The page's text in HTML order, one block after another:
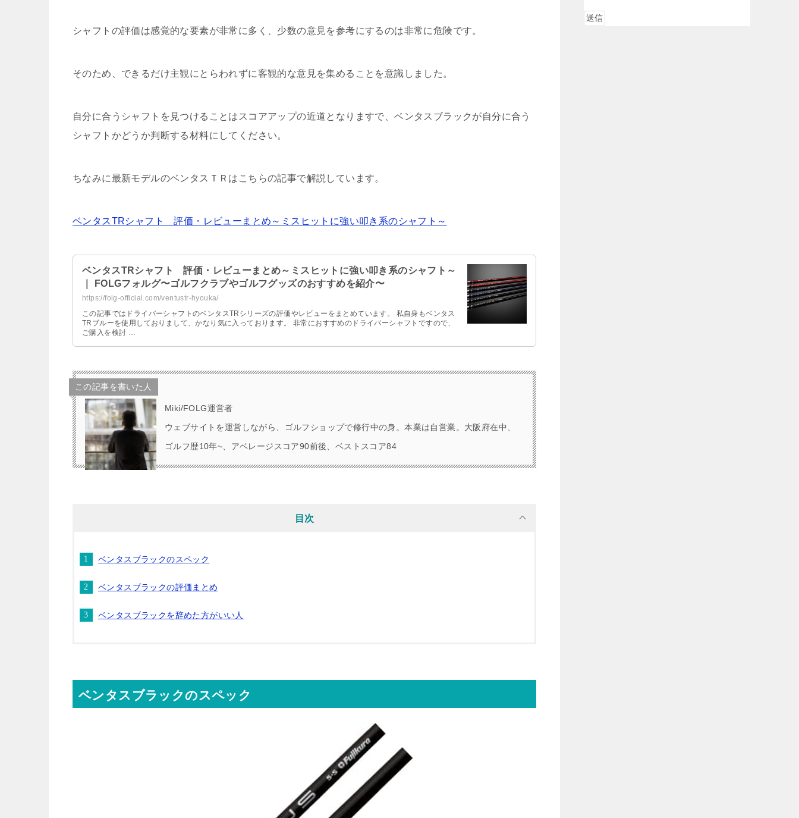
シャフトの評価は感覚的な要素が非常に多く、少数の意見を参考にするのは非常に危険です。
そのため、できるだけ主観にとらわれずに客観的な意見を集めることを意識しました。
自分に合うシャフトを見つけることはスコアアップの近道となりますで、ベンタスブラックが自分に合う
シャフトかどうか判断する材料にしてください。
ちなみに最新モデルのベンタスＴＲはこちらの記事で解説しています。
ベンタスTRシャフト 評価・レビューまとめ～ミスヒットに強い叩き系のシャフト～
ベンタスTRシャフト 評価・レビューまとめ～ミスヒットに強い叩き系のシャフト～
｜ FOLGフォルグ〜ゴルフクラブやゴルフグッズのおすすめを紹介〜
https://folg-official.com/ventustr-hyouka/
この記事ではドライバーシャフトのベンタスTRシリーズの評価やレビューをまとめています。 私自身もベンタス
TRブルーを使用しておりまして、かなり気に入っております。 非常におすすめのドライバーシャフトですので、
ご購入を検討 …
この記事を書いた人
Miki/FOLG運営者
ウェブサイトを運営しながら、ゴルフショップで修行中の身。本業は自営業。大阪府在中、
ゴルフ歴10年~、アベレージスコア90前後、ベストスコア84
目次
ベンタスブラックのスペック
ベンタスブラックの評価まとめ
ベンタスブラックを辞めた方がいい人
ベンタスブラックのスペック